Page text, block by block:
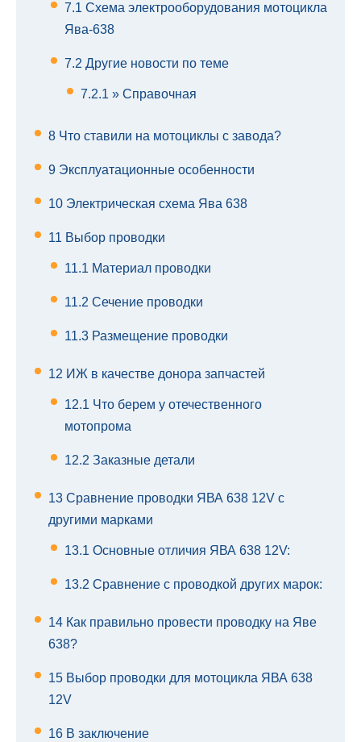
7.1 Схема электрооборудования мотоцикла
Ява-638
7.2 Другие новости по теме
7.2.1 » Справочная
8 Что ставили на мотоциклы с завода?
9 Эксплуатационные особенности
10 Электрическая схема Ява 638
11 Выбор проводки
11.1 Материал проводки
11.2 Сечение проводки
11.3 Размещение проводки
12 ИЖ в качестве донора запчастей
12.1 Что берем у отечественного
мотопрома
12.2 Заказные детали
13 Сравнение проводки ЯВА 638 12V с
другими марками
13.1 Основные отличия ЯВА 638 12V:
13.2 Сравнение с проводкой других марок:
14 Как правильно провести проводку на Яве
638?
15 Выбор проводки для мотоцикла ЯВА 638
12V
16 В заключение